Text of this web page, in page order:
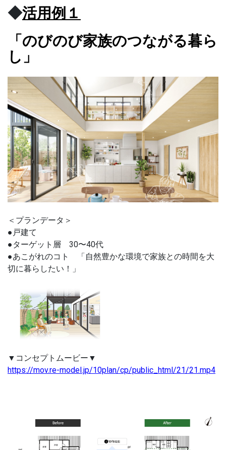
◆活用例１
「のびのび家族のつながる暮ら
し」
＜プランデータ＞
●戸建て
●ターゲット層 30〜40代
●あこがれのコト 「自然豊かな環境で家族との時間を大
切に暮らしたい！」
▼コンセプトムービー▼
https://mov.re-model.jp/10plan/cp/public_html/21/21.mp4